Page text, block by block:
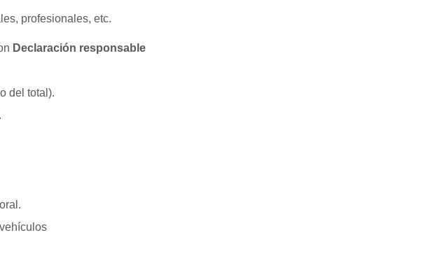
profesionales, etc.
Declaración responsable
del total).